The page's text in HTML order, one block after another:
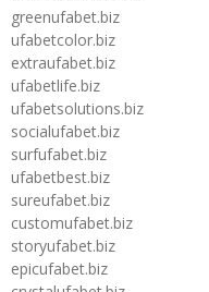
greenufabet.biz
ufabetcolor.biz
extraufabet.biz
ufabetlife.biz
ufabetsolutions.biz
socialufabet.biz
surfufabet.biz
ufabetbest.biz
sureufabet.biz
customufabet.biz
storyufabet.biz
epicufabet.biz